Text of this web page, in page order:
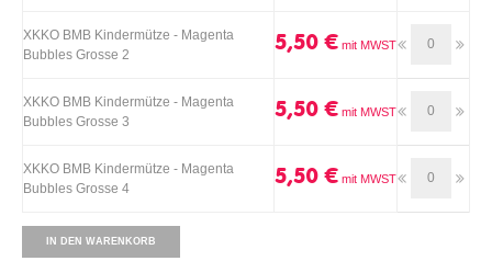
XKKO BMB Kindermütze - Magenta
Bubbles Grosse 2
5,50 €
XKKO BMB Kindermütze - Magenta
Bubbles Grosse 3
5,50 €
XKKO BMB Kindermütze - Magenta
Bubbles Grosse 4
5,50 €
IN DEN WARENKORB